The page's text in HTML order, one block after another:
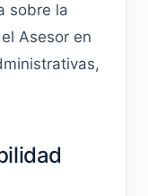
sobre la
Asesor en